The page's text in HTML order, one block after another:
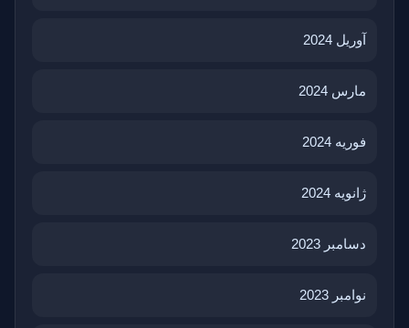
آوریل 2024
مارس 2024
فوریه 2024
ژانویه 2024
دسامبر 2023
نوامبر 2023